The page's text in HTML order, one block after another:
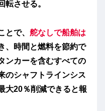
転させる。
で、 舵なしで船舶は
、時間と燃料を節約で
ンカーを含むすべての
のシャフトラインシス
大20％削減できると報